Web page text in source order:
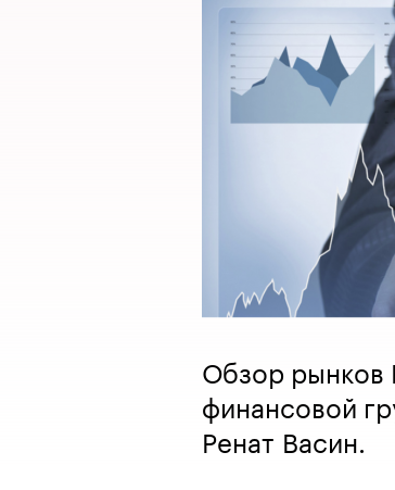
Обзор рынков
финансовой
Ренат Васин.